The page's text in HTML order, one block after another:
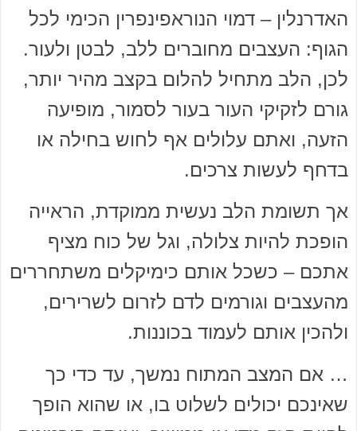
האדרנלין – דמוי הנוראפינפרין הכימי לכל
הגוף: העצבים מחוברים ללב, לבטן ולעור.
לכן, הלב מתחיל להלום בקצב מהיר יותר,
גורם לזקיקי העור בעור לסמור, מופיעה
הזעה, ואתם עלולים אף לחוש בחילה או
בדחף לעשות צרכים.
אך תשומת הלב נעשית ממוקדת, הראייה
הופכת להיות צלולה, וגל של כוח מציף
אתכם – כשכל אותם כימיקלים משתחררים
מהעצבים וגורמים לדם לזרום לשרירים,
ולהכין אותם לעמוד בכוננות.
… אם המצב המתוח נמשך, עד כדי כך
שאינכם יכולים לשלוט בו, או שהוא הופך